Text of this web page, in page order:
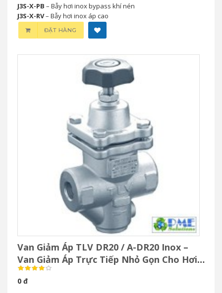
J3S-X-PB – Bẫy hơi inox bypass khí nén
J3S-X-RV– Bẫy hơi inox áp cao
ĐẶT HÀNG
Van Giảm Áp TLV DR20 / A-DR20 Inox –
Van Giảm Áp Trực Tiếp Nhỏ Gọn Cho Hơi
& Khí Nén
0 đ